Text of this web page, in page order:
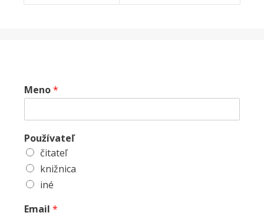
Meno*
Používateľ
čitateľ
knižnica
iné
Email *